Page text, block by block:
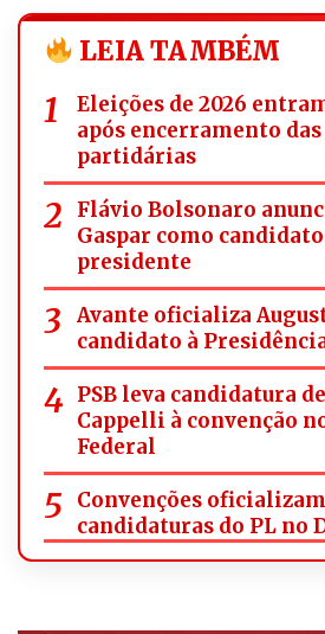
LEIA TAMBÉM
Eleições de 2026
após encerramento
partidárias
Flávio Bolsonaro
Gaspar como
presidente
Avante oficializa
candidato à
PSB leva candidatura
Cappelli à convenção
Federal
Convenções
candidaturas do PL no